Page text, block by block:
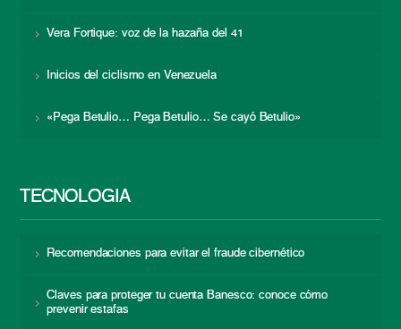
Vera Fortique: voz de la hazaña del 41
Inicios del ciclismo en Venezuela
«Pega Betulio… Pega Betulio… Se cayó Betulio»
TECNOLOGÍA
Recomendaciones para evitar el fraude cibernético
Claves para proteger tu cuenta Banesco: conoce cómo
prevenir estafas